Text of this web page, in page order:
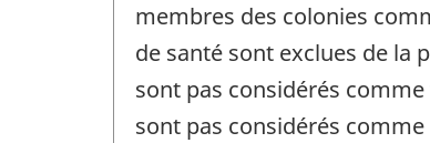
membres des colonies
de santé sont exclues de la
sont pas considérés
sont pas considérés